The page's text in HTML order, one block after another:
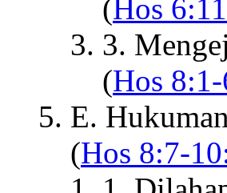
(Hos
3.
(Hos
E.
(Hos 8:7-